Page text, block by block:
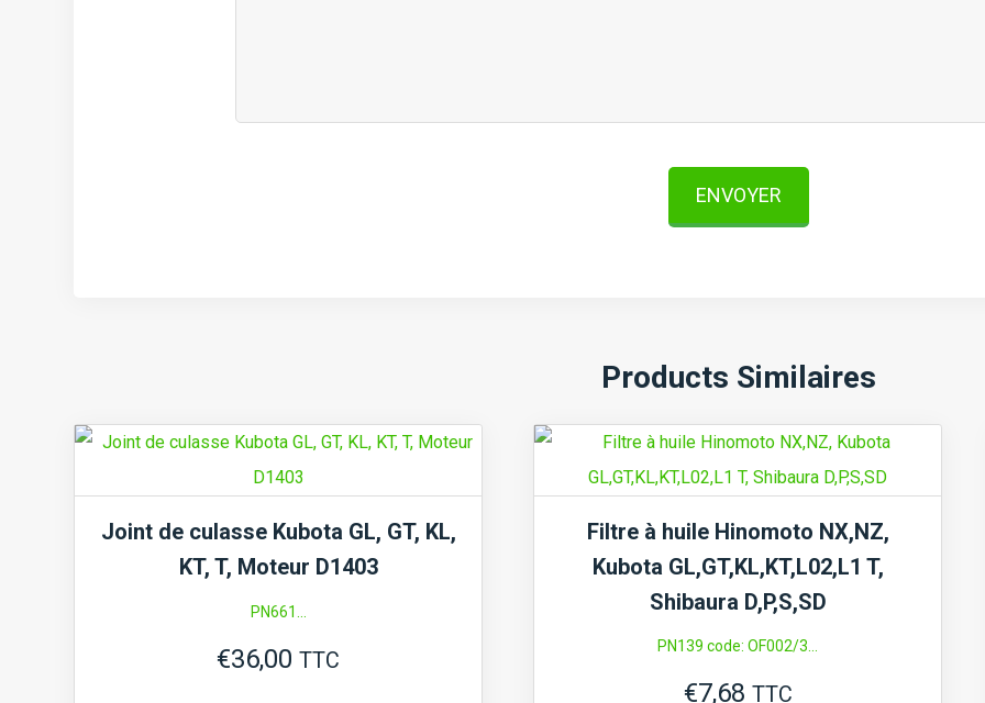
ENVOYER
Products Similaires
Joint de culasse Kubota GL, GT, KL,
KT, T, Moteur D1403
PN661...
€36,00 TTC
Filtre à huile Hinomoto NX,NZ,
Kubota GL,GT,KL,KT,L02,L1 T,
Shibaura D,P,S,SD
PN139 code: OF002/3...
€7,68 TTC